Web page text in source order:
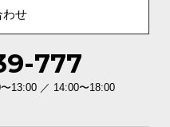
わせ
777
13:00 ／ 14:00〜18:00